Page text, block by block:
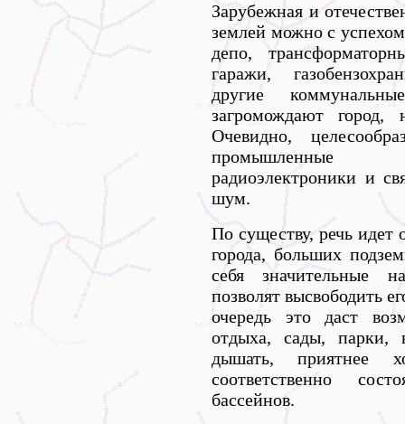
Зарубежная и
землей можно с
депо,
гаражи,
другие
загромождают
Очевидно,
промышленные
радиоэлектроники и
шум.
По существу, речь идет
города, больших
себя значительные
позволят высвободить
очередь это даст
отдыха, сады, парки,
дышать, приятнее
соответственно
бассейнов.